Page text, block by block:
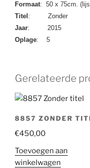
Formaat: 50 x 75cm.
Titel : Zonder
Jaar: 2015
Oplage: 5
Gerelateerde
8857 ZONDER
€450,00
Toevoegen aan
winkelwagen